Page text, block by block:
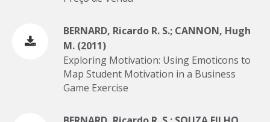
BERNARD, Ricardo R. S.; CANNON, Hugh
M. (2011)
Exploring Motivation: Using Emoticons to
Map Student Motivation in a Business
Game Exercise